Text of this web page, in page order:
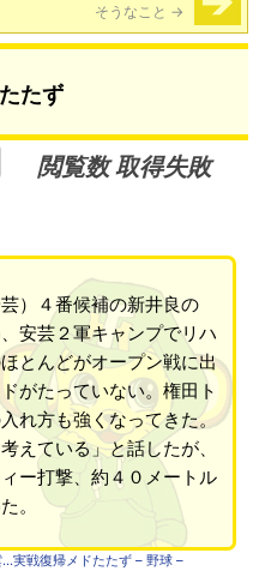
そうなこと →
たず
閲覧数 取得失敗
）４番候補の新井良の
安芸２軍キャンプでリハ
とんどがオープン戦に出
がたっていない。権田ト
れ方も強くなってきた。
えている」と話したが、
ー打撃、約４０メートル
。
実戦復帰メドたたず – 野球 –